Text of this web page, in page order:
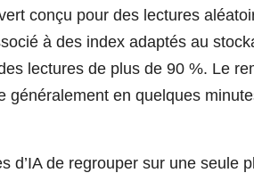
conçu pour des lectures
à des index adaptés au
lectures de plus de 90 %. Le
généralement en quelques
d’IA de regrouper sur une seule